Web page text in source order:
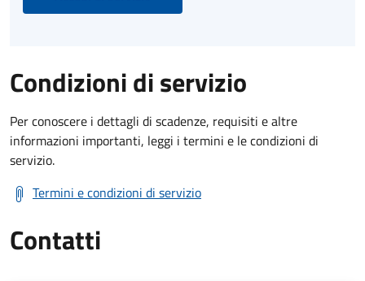
Condizioni di servizio
Per conoscere i dettagli di scadenze, requisiti e altre
informazioni importanti, leggi i termini e le condizioni di
servizio.
Termini e condizioni di servizio
Contatti